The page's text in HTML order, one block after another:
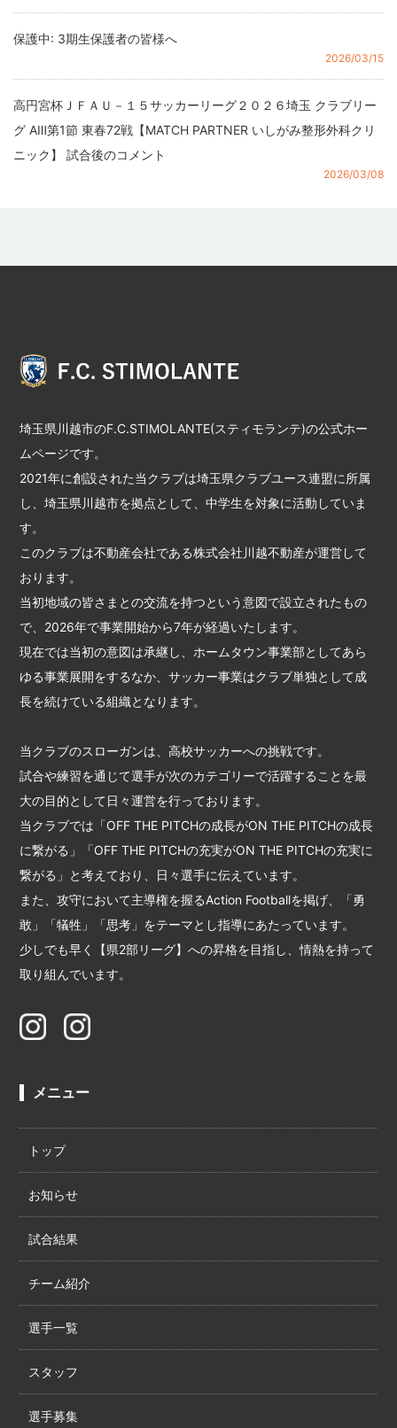
保護中: 3期生保護者の皆様へ
2026/03/15
高円宮杯ＪＦＡＵ－１５サッカーリーグ２０２６埼玉 クラブリー
グ AⅢ第1節 東春72戦【MATCH PARTNER いしがみ整形外科クリ
ニック】 試合後のコメント
2026/03/08
埼玉県川越市のF.C.STIMOLANTE(スティモランテ)の公式ホー
ムページです。
2021年に創設された当クラブは埼玉県クラブユース連盟に所属
し、埼玉県川越市を拠点として、中学生を対象に活動していま
す。
このクラブは不動産会社である株式会社川越不動産が運営して
おります。
当初地域の皆さまとの交流を持つという意図で設立されたもの
で、2026年で事業開始から7年が経過いたします。
現在では当初の意図は承継し、ホームタウン事業部としてあら
ゆる事業展開をするなか、サッカー事業はクラブ単独として成
長を続けている組織となります。
当クラブのスローガンは、高校サッカーへの挑戦です。
試合や練習を通じて選手が次のカテゴリーで活躍することを最
大の目的として日々運営を行っております。
当クラブでは「OFF THE PITCHの成長がON THE PITCHの成長
に繋がる」「OFF THE PITCHの充実がON THE PITCHの充実に
繋がる」と考えており、日々選手に伝えています。
また、攻守において主導権を握るAction Footballを掲げ、「勇
敢」「犠牲」「思考」をテーマとし指導にあたっています。
少しでも早く【県2部リーグ】への昇格を目指し、情熱を持って
取り組んでいます。
メニュー
トップ
お知らせ
試合結果
チーム紹介
選手一覧
スタッフ
選手募集